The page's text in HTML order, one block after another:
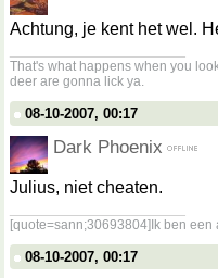
Achtung, je kent het wel.
That's what happens when you
deer are gonna lick ya.
08-10-2007, 00:17
Dark Phoenix
Julius, niet cheaten.
[quote=sann;30693804]Ik ben een
08-10-2007, 00:17